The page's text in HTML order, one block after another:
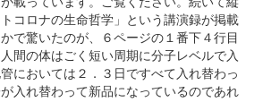
コロナの生命哲学」という講演録が掲載
で驚いたのが、６ページの１番下４行目
間の体はごく短い周期に分子レベルで入
においては２．３日ですべて入れ替わっ
入れ替わって新品になっているのであれ